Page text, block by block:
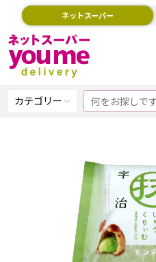
ネットスーパー
カテゴリー